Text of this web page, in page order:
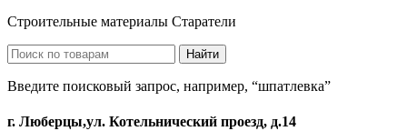
Строительные материалы Старатели
Найти
Введите поисковый запрос, например, “шпатлевка”
г. Люберцы,ул. Котельнический проезд, д.14